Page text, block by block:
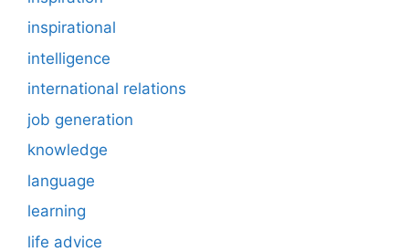
inspirational
intelligence
international relations
job generation
knowledge
language
learning
life advice